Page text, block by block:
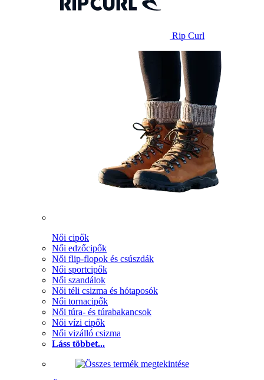
Rip Curl
Női cipők
Női edzőcipők
Női flip-flopok és csúszdák
Női sportcipők
Női szandálok
Női téli csizma és hótaposók
Női tornacipők
Női túra- és túrabakancsok
Női vízi cipők
Női vizálló csizma
Láss többet...